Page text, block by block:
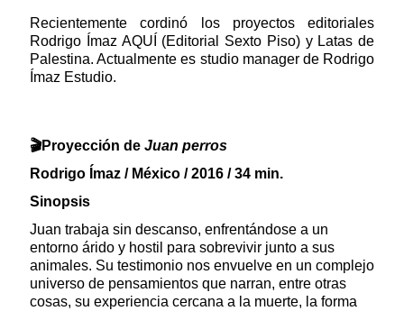
Recientemente cordinó los proyectos editoriales
Rodrigo Ímaz AQUÍ (Editorial Sexto Piso) y Latas de
Palestina. Actualmente es studio manager de Rodrigo
Ímaz Estudio.
🎬Proyección de Juan perros
Rodrigo Ímaz / México / 2016 / 34 min.
Sinopsis
Juan trabaja sin descanso, enfrentándose a un
entorno árido y hostil para sobrevivir junto a sus
animales. Su testimonio nos envuelve en un complejo
universo de pensamientos que narran, entre otras
cosas, su experiencia cercana a la muerte, la forma